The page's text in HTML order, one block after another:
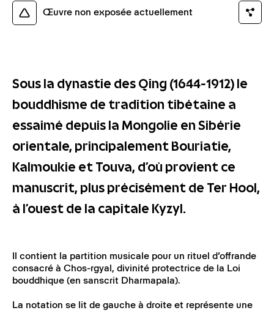
Œuvre non exposée actuellement
Sous la dynastie des Qing (1644-1912) le
bouddhisme de tradition tibétaine a
essaimé depuis la Mongolie en Sibérie
orientale, principalement Bouriatie,
Kalmoukie et Touva, d’où provient ce
manuscrit, plus précisément de Ter Hool,
à l’ouest de la capitale Kyzyl.
Il contient la partition musicale pour un rituel d’offrande
consacré à Chos-rgyal, divinité protectrice de la Loi
bouddhique (en sanscrit Dharmapala).
La notation se lit de gauche à droite et représente une